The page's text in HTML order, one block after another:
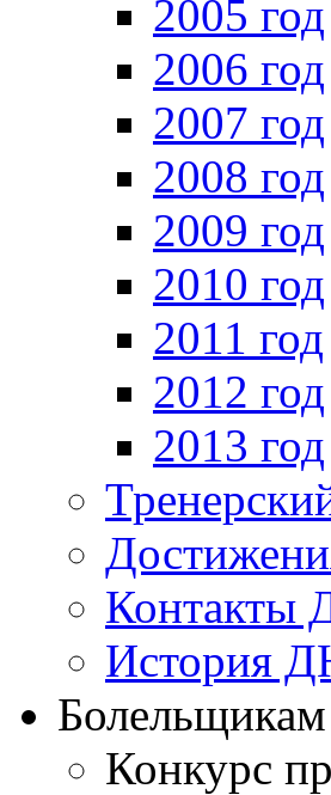
2005 год
2006 год
2007 год
2008 год
2009 год
2010 год
2011 год
2012 год
2013 год
История
Болельщикам
Конкурс